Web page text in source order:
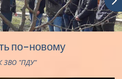
по-новому
ЗВО "ПДУ"